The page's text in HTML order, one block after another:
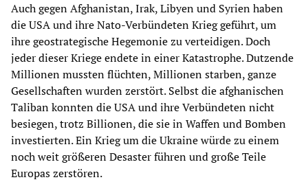
Auch gegen Afghanistan, Irak, Libyen und Syrien haben
die USA und ihre Nato-Verbündeten Krieg geführt, um
ihre geostrategische Hegemonie zu verteidigen. Doch
jeder dieser Kriege endete in einer Katastrophe. Dutzende
Millionen mussten flüchten, Millionen starben, ganze
Gesellschaften wurden zerstört. Selbst die afghanischen
Taliban konnten die USA und ihre Verbündeten nicht
besiegen, trotz Billionen, die sie in Waffen und Bomben
investierten. Ein Krieg um die Ukraine würde zu einem
noch weit größeren Desaster führen und große Teile
Europas zerstören.